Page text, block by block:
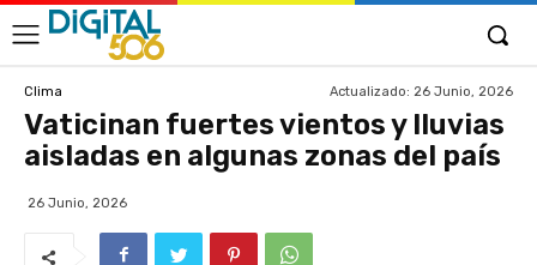
Clima Actualizado: 26 Junio, 2026
Vaticinan fuertes vientos y lluvias
aisladas en algunas zonas del país
26 Junio, 2026